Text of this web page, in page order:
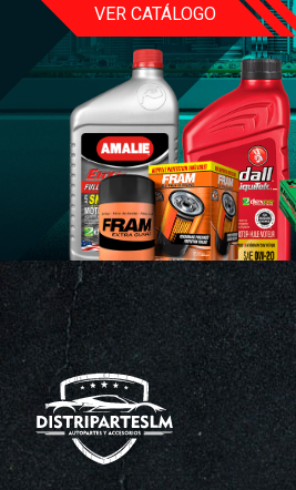
VER CATÁLOGO